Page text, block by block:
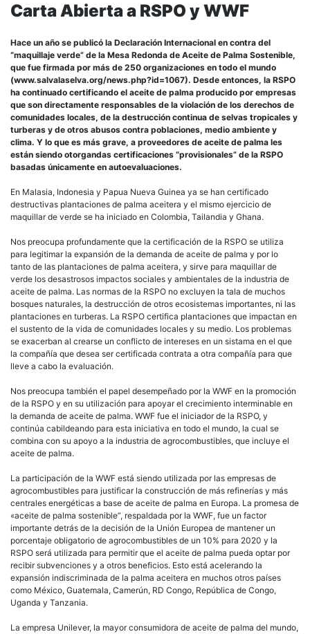
Carta Abierta a RSPO y WWF
Hace un año se publicó la Declaración Internacional en contra del
“maquillaje verde” de la Mesa Redonda de Aceite de Palma Sostenible,
que fue firmada por más de 250 organizaciones en todo el mundo
(www.salvalaselva.org/news.php?id=1067). Desde entonces, la RSPO
ha continuado certificando el aceite de palma producido por empresas
que son directamente responsables de la violación de los derechos de
comunidades locales, de la destrucción continua de selvas tropicales y
turberas y de otros abusos contra poblaciones, medio ambiente y
clima. Y lo que es más grave, a proveedores de aceite de palma les
están siendo otorgandas certificaciones “provisionales” de la RSPO
basadas únicamente en autoevaluaciones.
En Malasia, Indonesia y Papua Nueva Guinea ya se han certificado
destructivas plantaciones de palma aceitera y el mismo ejercicio de
maquillar de verde se ha iniciado en Colombia, Tailandia y Ghana.
Nos preocupa profundamente que la certificación de la RSPO se utiliza
para legitimar la expansión de la demanda de aceite de palma y por lo
tanto de las plantaciones de palma aceitera, y sirve para maquillar de
verde los desastrosos impactos sociales y ambientales de la industria de
aceite de palma. Las normas de la RSPO no excluyen la tala de muchos
bosques naturales, la destrucción de otros ecosistemas importantes, ni las
plantaciones en turberas. La RSPO certifica plantaciones que impactan en
el sustento de la vida de comunidades locales y su medio. Los problemas
se exacerban al crearse un conflicto de intereses en un sistama en el que
la compañía que desea ser certificada contrata a otra compañía para que
lleve a cabo la evaluación.
Nos preocupa también el papel desempeñado por la WWF en la promoción
de la RSPO y en su utilización para apoyar el crecimiento interminable en
la demanda de aceite de palma. WWF fue el iniciador de la RSPO, y
continúa cabildeando para esta iniciativa en todo el mundo, la cual se
combina con su apoyo a la industria de agrocombustibles, que incluye el
aceite de palma.
La participación de la WWF está siendo utilizada por las empresas de
agrocombustibles para justificar la construcción de más refinerías y más
centrales energéticas a base de aceite de palma en Europa. La promesa de
«aceite de palma sostenible”, respaldada por la WWF, fue un factor
importante detrás de la decisión de la Unión Europea de mantener un
porcentaje obligatorio de agrocombustibles de un 10% para 2020 y la
RSPO será utilizada para permitir que el aceite de palma pueda optar por
recibir subvenciones y a otros beneficios. Esto está acelerando la
expansión indiscriminada de la palma aceitera en muchos otros países
como México, Guatemala, Camerún, RD Congo, República de Congo,
Uganda y Tanzania.
La empresa Unilever, la mayor consumidora de aceite de palma del mundo,